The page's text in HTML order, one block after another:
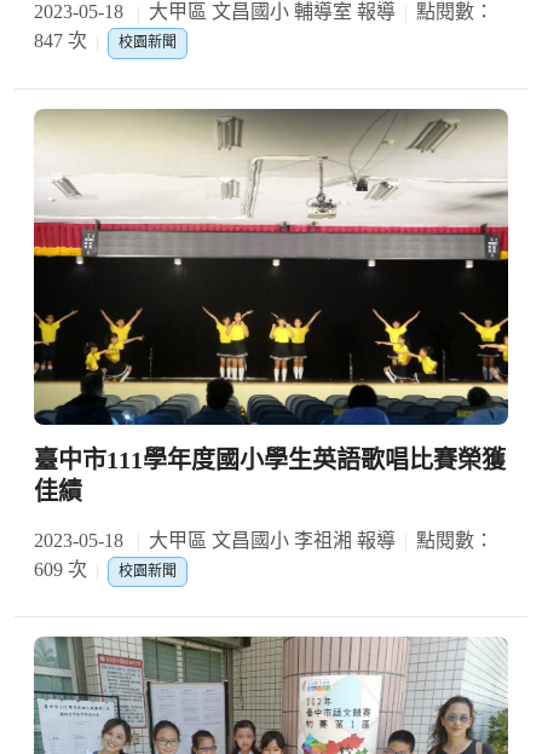
2023-05-18 大甲區 文昌國小 輔導室 報導
點閱數：
847 次
校園新聞
臺中市111學年度國小學生英語歌唱比賽榮獲
佳績
2023-05-18 大甲區 文昌國小 李祖湘 報導
點閱數：
609 次
校園新聞